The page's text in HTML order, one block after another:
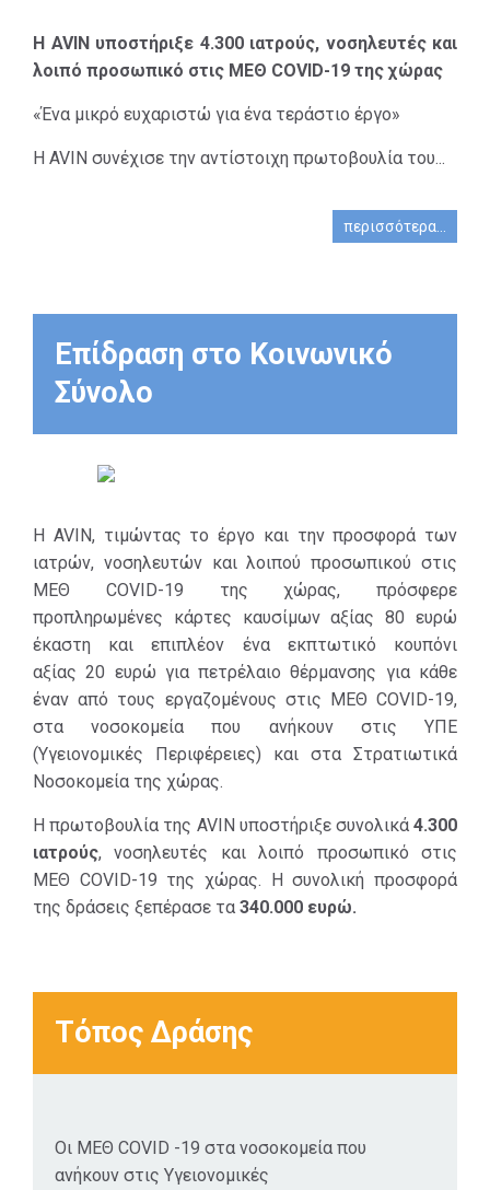
πανδημίας του
COVID-19.
στις ΥΠΕ
(Υγειονομικές Περιφέρειες)
και στα Στρατιωτικά
Η AVIN υποστήριξε 4.300 ιατρούς, νοσηλευτές και
λοιπό προσωπικό στις ΜΕΘ COVID-19 της χώρας
«Ένα μικρό ευχαριστώ για ένα τεράστιο έργο»
Η AVIN συνέχισε την αντίστοιχη πρωτοβουλία του...
περισσότερα...
Επίδραση στο Κοινωνικό
Σύνολο
Η AVIN, τιμώντας το έργο και την προσφορά των
ιατρών, νοσηλευτών και λοιπού προσωπικού στις
ΜΕΘ COVID-19 της χώρας, πρόσφερε
προπληρωμένες κάρτες καυσίμων αξίας 80 ευρώ
έκαστη και επιπλέον ένα εκπτωτικό κουπόνι
αξίας 20 ευρώ για πετρέλαιο θέρμανσης για κάθε
έναν από τους εργαζομένους στις ΜΕΘ COVID-19,
στα νοσοκομεία που ανήκουν στις ΥΠΕ
(Υγειονομικές Περιφέρειες) και στα Στρατιωτικά
Νοσοκομεία της χώρας.
Η πρωτοβουλία της AVIN υποστήριξε συνολικά 4.300
ιατρούς, νοσηλευτές και λοιπό προσωπικό στις
ΜΕΘ COVID-19 της χώρας. Η συνολική προσφορά
της δράσεις ξεπέρασε τα 340.000 ευρώ.
Τόπος Δράσης
Οι ΜΕΘ COVID -19 στα νοσοκομεία που
ανήκουν στις Υγειονομικές